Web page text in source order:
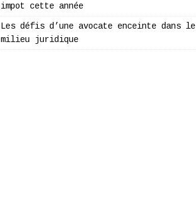
impot cette année
Les défis d’une avocate enceinte dans le
milieu juridique